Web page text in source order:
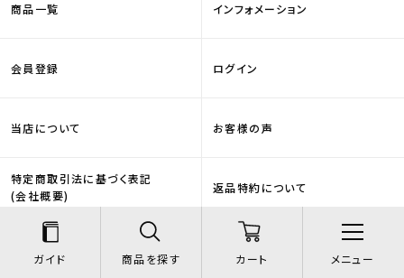
商品一覧 インフォメーション
会員登録 ログイン
当店について お客様の声
特定商取引法に基づく表記
(会社概要)
返品特約について
営業日カレンダー